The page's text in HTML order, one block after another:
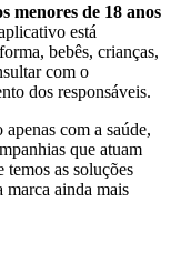
menores de 18 anos
está
bebês, crianças,
com o
dos responsáveis.
com a saúde,
que atuam
temos as soluções
marca ainda mais